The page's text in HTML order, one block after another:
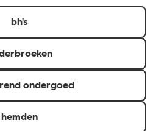
en verschillende maten.
bh's
ondergoed
hemden